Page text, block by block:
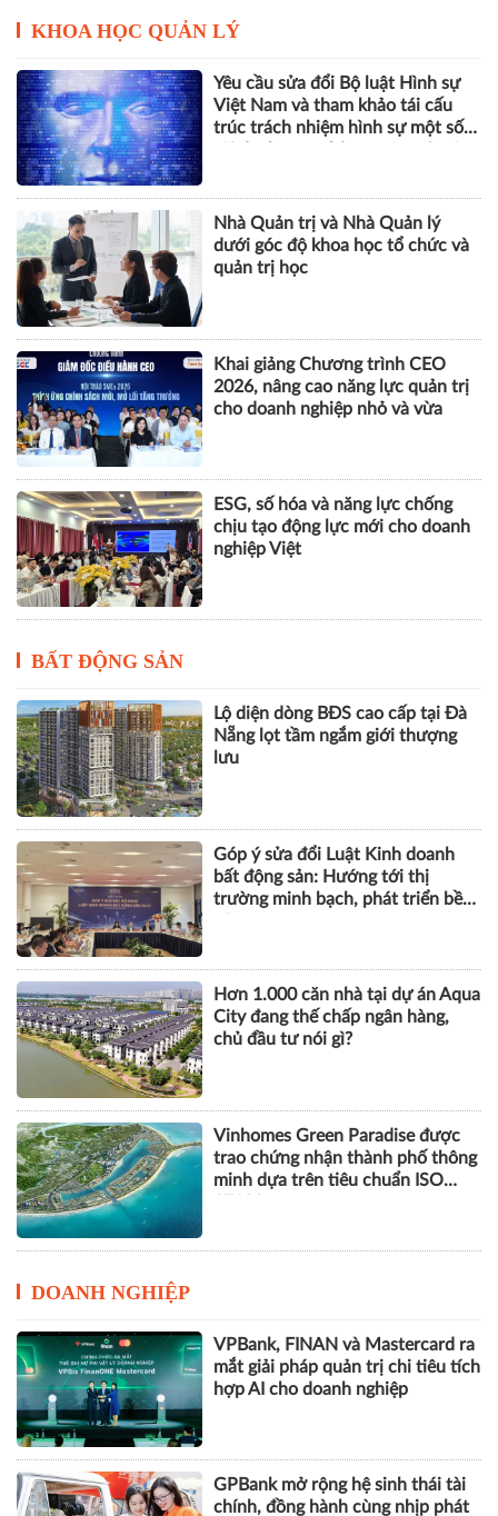
KHOA HỌC QUẢN LÝ
Yêu cầu sửa đổi Bộ luật Hình sự
Việt Nam và tham khảo tái cấu
trúc trách nhiệm hình sự một số
Nhà Quản trị và Nhà Quản lý
dưới góc độ khoa học tổ chức và
quản trị học
Khai giảng Chương trình CEO
2026, nâng cao năng lực quản trị
cho doanh nghiệp nhỏ và vừa
ESG, số hóa và năng lực chống
chịu tạo động lực mới cho doanh
nghiệp Việt
BẤT ĐỘNG SẢN
Lộ diện dòng BĐS cao cấp tại Đà
Nẵng lọt tầm ngắm giới thượng
lưu
Góp ý sửa đổi Luật Kinh doanh
bất động sản: Hướng tới thị
trường minh bạch, phát triển bền
Hơn 1.000 căn nhà tại dự án Aqua
City đang thế chấp ngân hàng,
chủ đầu tư nói gì?
Vinhomes Green Paradise được
trao chứng nhận thành phố thông
minh dựa trên tiêu chuẩn ISO
DOANH NGHIỆP
VPBank, FINAN và Mastercard ra
mắt giải pháp quản trị chi tiêu tích
hợp AI cho doanh nghiệp
GPBank mở rộng hệ sinh thái tài
chính, đồng hành cùng nhịp phát